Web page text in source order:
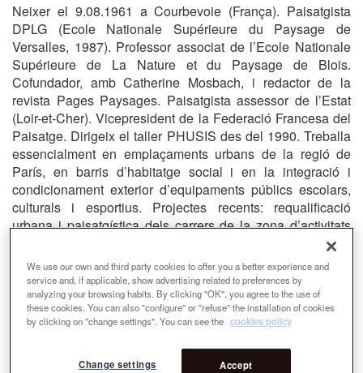
Neixer el 9.08.1961 a Courbevoie (França). Paisatgista
DPLG (Ecole Nationale Supérieure du Paysage de
Versalles, 1987). Professor associat de l’Ecole Nationale
Supérieure de La Nature et du Paysage de Blois.
Cofundador, amb Catherine Mosbach, i redactor de la
revista Pages Paysages. Paisatgista assessor de l’Estat
(Loir-et-Cher). Vicepresident de la Federació Francesa del
Paisatge. Dirigeix el taller PHUSIS des del 1990. Treballa
essencialment en emplaçaments urbans de la regió de
París, en barris d’habitatge social i en la integració i
condicionament exterior d’equipaments públics escolars,
culturals i esportius. Projectes recents: requalificació
urbana i paisatgística dels carrers de la zona d’activitats
SENIA, prop d’Orly; Requalificació dels espais exteriors
del barri de Cuverons a Bagneux; estudi de plantacions a
la zona d’activitats de Louvresses a Gennevilliers.
We use our own and third party cookies to offer you a better experience and
service and, if applicable, show advertising related to preferences by
analyzing your browsing habits. By clicking "OK", you agree to the use of
these cookies. You can also "configure" or "refuse" the installation of cookies
by clicking on "change settings". You can see the cookies policy
Accept
Change settings